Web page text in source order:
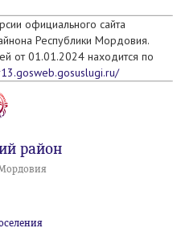
официального сайта
Республики Мордовия.
от 01.01.2024 находится по
район